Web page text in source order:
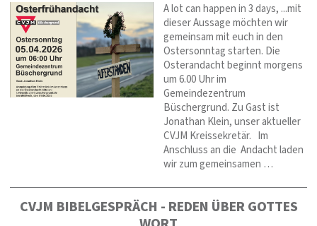
A lot can happen in 3 days, ...mit
dieser Aussage möchten wir
gemeinsam mit euch in den
Ostersonntag starten. Die
Osterandacht beginnt morgens
um 6.00 Uhr im
Gemeindezentrum
Büschergrund. Zu Gast ist
Jonathan Klein, unser aktueller
CVJM Kreissekretär. Im
Anschluss an die Andacht laden
wir zum gemeinsamen …
CVJM BIBELGESPRÄCH - REDEN ÜBER GOTTES